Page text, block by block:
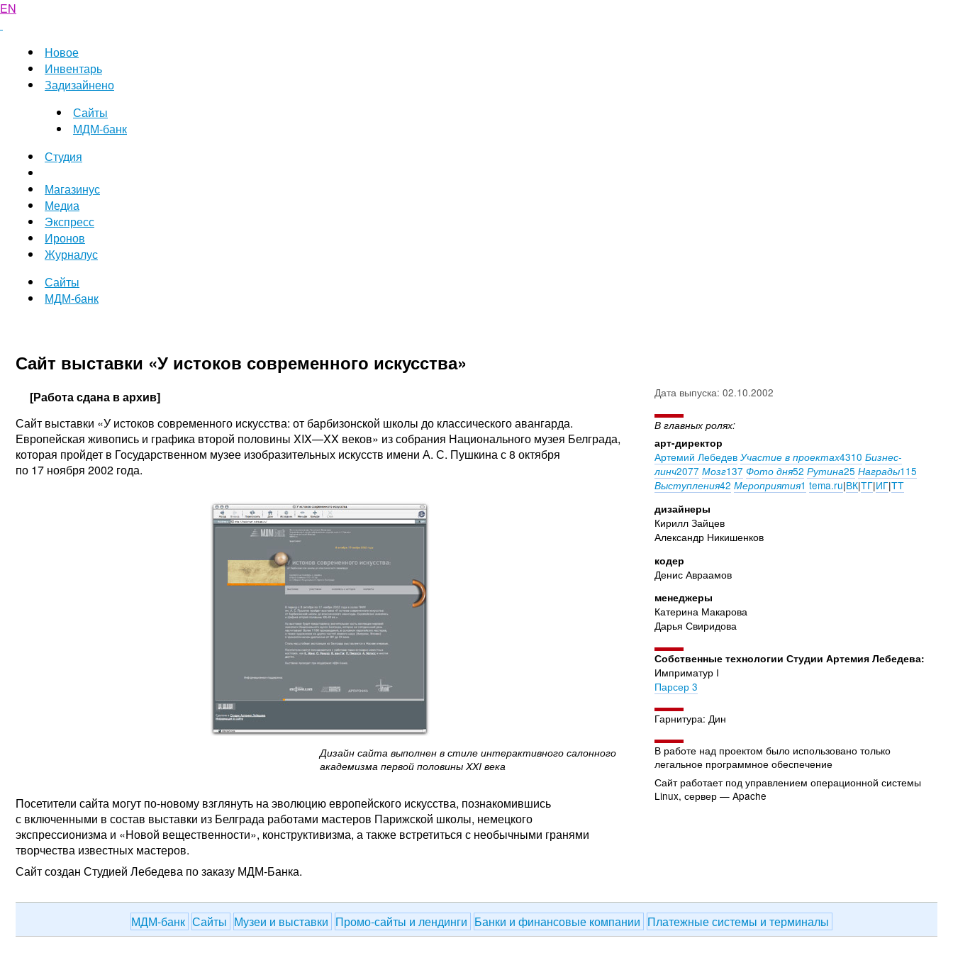
EN
Новое
Инвентарь
Задизайнено
Сайты
МДМ-банк
Студия
Магазинус
Медиа
Экспресс
Иронов
Журналус
Сайты
МДМ-банк
Сайт выставки «У истоков современного искусства»
[Работа сдана в архив]
Сайт выставки «У истоков современного искусства: от барбизонской школы до классического авангарда.
Европейская живопись и графика второй половины XIX—XX веков» из собрания Национального музея Белграда,
которая пройдет в Государственном музее изобразительных искусств имени А. С. Пушкина с 8 октября
по 17 ноября 2002 года.
Дизайн сайта выполнен в стиле интерактивного салонного
академизма первой половины XXI века
Посетители сайта могут по-новому взглянуть на эволюцию европейского искусства, познакомившись
с включенными в состав выставки из Белграда работами мастеров Парижской школы, немецкого
экспрессионизма и «Новой вещественности», конструктивизма, а также встретиться с необычными гранями
творчества известных мастеров.
Сайт создан Студией Лебедева по заказу МДМ-Банка.
Дата выпуска: 02.10.2002
В главных ролях:
арт-директор
Артемий Лебедев Участие в проектах4310 Бизнес-
линч2077 Мозг137 Фото дня52 Рутина25 Награды115
Выступления42 Мероприятия1 tema.ru|ВК|ТГ|ИГ|ТТ
дизайнеры
Кирилл Зайцев
Александр Никишенков
кодер
Денис Авраамов
менеджеры
Катерина Макарова
Дарья Свиридова
Собственные технологии Студии Артемия Лебедева:
Имприматур I
Парсер 3
Гарнитура: Дин
В работе над проектом было использовано только
легальное программное обеспечение
Сайт работает под управлением операционной системы
Linux, сервер — Apache
МДМ-банк Сайты Музеи и выставки Промо-сайты и лендинги Банки и финансовые компании Платежные системы и терминалы